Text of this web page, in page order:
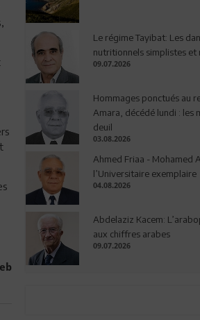
Le régime Tayibat: Les
nutritionnels simplistes et
09.07.2026
Hommages ponctués au
Amara, décédé lundi : les
deuil
03.08.2026
Ahmed Friaa - Mohamed
l’Universitaire exemplaire
04.08.2026
Abdelaziz Kacem:
aux chiffres arabes
09.07.2026